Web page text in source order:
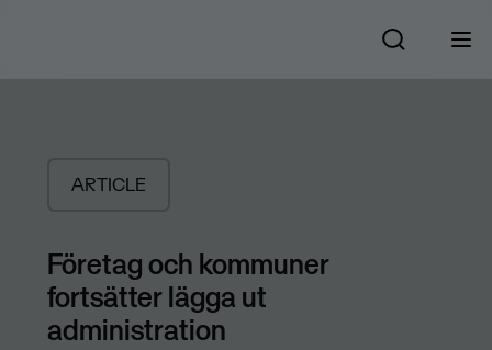
ARTICLE
Företag och kommuner
fortsätter lägga ut
administration